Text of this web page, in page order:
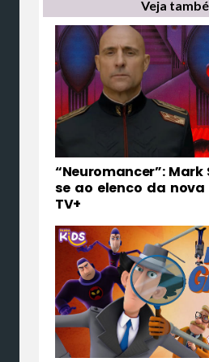
Veja
“Neuromancer”:
se ao elenco da
TV+